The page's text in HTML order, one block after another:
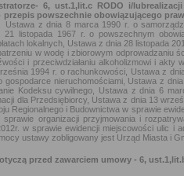
6, ust.1,lit.c RODO i/lubrealizacji
powszechnie obowiązującego
z dnia 8 marca 1990 r. o
listopada 1967 r. o powszechnym
lokalnych, Ustawa z dnia 28 listopada
w wodę i zbiorowym odprowadzaniu
i przeciwdziałaniu alkoholizmowi i akty
1994 r. o rachunkowości, Ustawa z
nieruchomościami, Ustawa z
Kodeksu cywilnego, Ustawa z dnia 6
dla Przedsiębiorcy, Ustawa z dnia 13
Regionalnego i Budownictwa w sprawie
organizacji przyjmowania i
w sprawie ewidencji miejscowości ulic i
ustawy zobligowany jest Urząd Miasta i
przed zawarciem umowy - 6,